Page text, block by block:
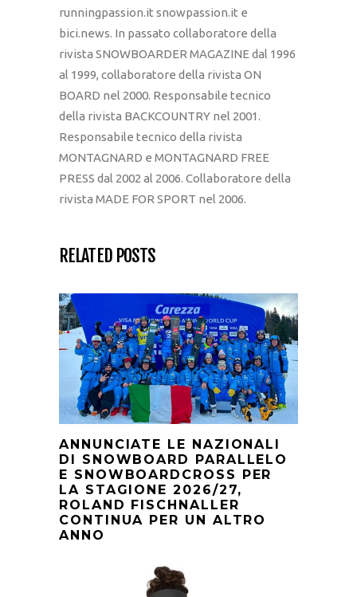
runningpassion.it snowpassion.it e
bici.news. In passato collaboratore della
rivista SNOWBOARDER MAGAZINE dal 1996
al 1999, collaboratore della rivista ON
BOARD nel 2000. Responsabile tecnico
della rivista BACKCOUNTRY nel 2001.
Responsabile tecnico della rivista
MONTAGNARD e MONTAGNARD FREE
PRESS dal 2002 al 2006. Collaboratore della
rivista MADE FOR SPORT nel 2006.
RELATED POSTS
ANNUNCIATE LE NAZIONALI
DI SNOWBOARD PARALLELO
E SNOWBOARDCROSS PER
LA STAGIONE 2026/27,
ROLAND FISCHNALLER
CONTINUA PER UN ALTRO
ANNO